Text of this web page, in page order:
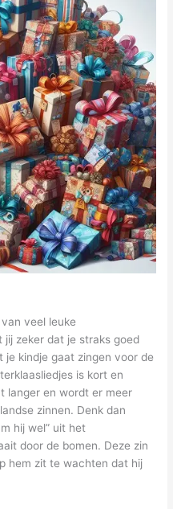
veel leuke
jij zeker dat je straks goed
je kindje gaat zingen voor de
is kort en
langer en wordt er meer
zinnen. Denk dan
hij wel” uit het
door de bomen. Deze zin
hem zit te wachten dat hij